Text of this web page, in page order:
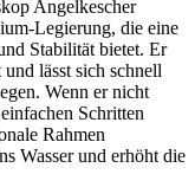
Angelkescher
Legierung, die eine
Stabilität bietet. Er
lässt sich schnell
Wenn er nicht
Schritten
Rahmen
Wasser und erhöht die